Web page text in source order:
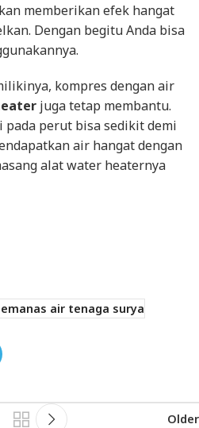
memberikan efek hangat
Dengan begitu Anda bisa
kompres dengan air
juga tetap membantu.
pada perut bisa sedikit demi
air hangat dengan
alat water heaternya
air tenaga surya
Older